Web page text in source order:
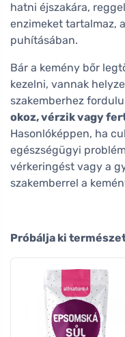
hatni éjszakára,
enzimeket tartalmaz,
puhításában.
Bár a kemény bőr
kezelni, vannak
szakemberhez
okoz, vérzik vagy
Hasonlóképpen, ha
egészségügyi
vérkeringést vagy a
szakemberrel a
Próbálja ki